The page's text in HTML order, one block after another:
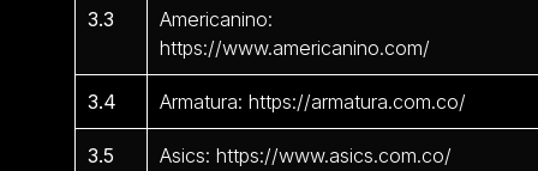
3.3
Americanino:
https://www.americanino.com/
3.4 Armatura: https://armatura.com.co/
3.5 Asics: https://www.asics.com.co/